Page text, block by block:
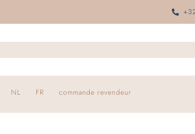
NL FR commande revendeur